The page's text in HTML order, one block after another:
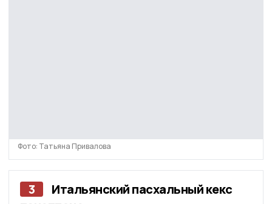
Фото: Татьяна Привалова
3
Итальянский пасхальный кекс